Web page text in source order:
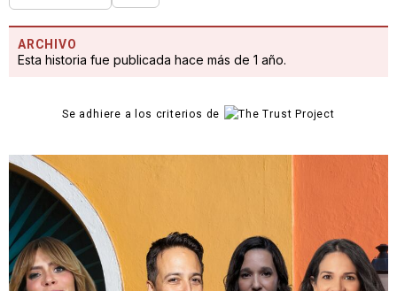
ARCHIVO
Esta historia fue publicada hace más de 1 año.
Se adhiere a los criterios de